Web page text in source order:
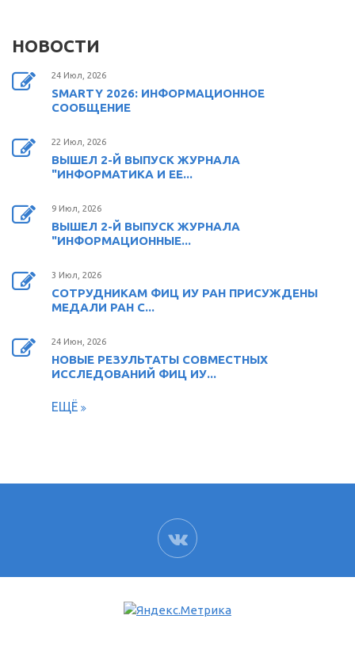
НОВОСТИ
24 Июл, 2026
SMARTY 2026: ИНФОРМАЦИОННОЕ
СООБЩЕНИЕ
22 Июл, 2026
ВЫШЕЛ 2-Й ВЫПУСК ЖУРНАЛА
"ИНФОРМАТИКА И ЕЕ...
9 Июл, 2026
ВЫШЕЛ 2-Й ВЫПУСК ЖУРНАЛА
"ИНФОРМАЦИОННЫЕ...
3 Июл, 2026
СОТРУДНИКАМ ФИЦ ИУ РАН ПРИСУЖДЕНЫ
МЕДАЛИ РАН С...
24 Июн, 2026
НОВЫЕ РЕЗУЛЬТАТЫ СОВМЕСТНЫХ
ИССЛЕДОВАНИЙ ФИЦ ИУ...
ЕЩЁ
ВК